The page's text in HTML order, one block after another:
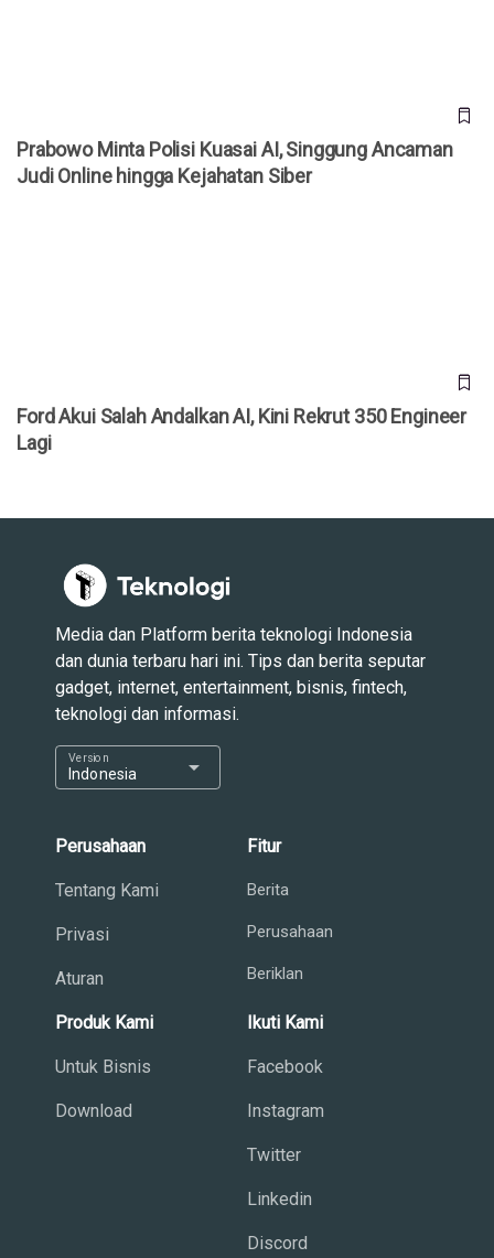
Prabowo Minta Polisi Kuasai AI, Singgung Ancaman
Judi Online hingga Kejahatan Siber
Ford Akui Salah Andalkan AI, Kini Rekrut 350 Engineer
Lagi
Media dan Platform berita teknologi Indonesia
dan dunia terbaru hari ini. Tips dan berita seputar
gadget, internet, entertainment, bisnis, fintech,
teknologi dan informasi.
Indonesia
Version arrow_drop_down
Perusahaan
Tentang Kami
Privasi
Aturan
Fitur
Berita
Perusahaan
Beriklan
Produk Kami
Untuk Bisnis
Download
Ikuti Kami
Facebook
Instagram
Twitter
Linkedin
Discord